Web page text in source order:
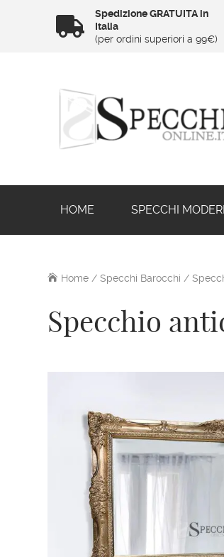

Spedizione GRATUITA in
Italia
(per ordini superiori a 99€)
HOME SPECCHI
Home /Specchi Barocchi /
Specchio